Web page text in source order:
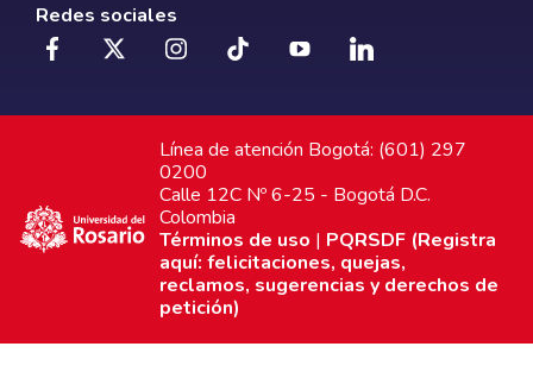
Redes sociales
Línea de atención Bogotá: (601) 297
0200
Calle 12C Nº 6-25 - Bogotá D.C.
Colombia
Términos de uso | PQRSDF (Registra
aquí: felicitaciones, quejas,
reclamos, sugerencias y derechos de
petición)